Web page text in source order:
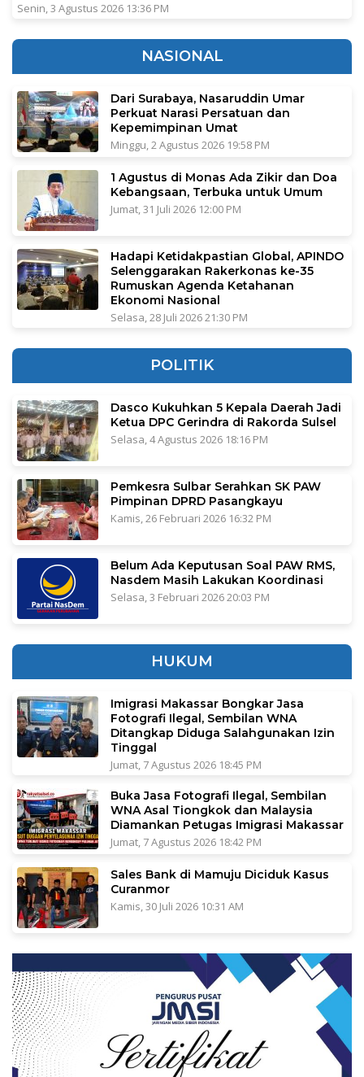
Senin, 3 Agustus 2026 13:36 PM
NASIONAL
Dari Surabaya, Nasaruddin Umar
Perkuat Narasi Persatuan dan
Kepemimpinan Umat
Minggu, 2 Agustus 2026 19:58 PM
1 Agustus di Monas Ada Zikir dan Doa
Kebangsaan, Terbuka untuk Umum
Jumat, 31 Juli 2026 12:00 PM
Hadapi Ketidakpastian Global, APINDO
Selenggarakan Rakerkonas ke-35
Rumuskan Agenda Ketahanan
Ekonomi Nasional
Selasa, 28 Juli 2026 21:30 PM
POLITIK
Dasco Kukuhkan 5 Kepala Daerah Jadi
Ketua DPC Gerindra di Rakorda Sulsel
Selasa, 4 Agustus 2026 18:16 PM
Pemkesra Sulbar Serahkan SK PAW
Pimpinan DPRD Pasangkayu
Kamis, 26 Februari 2026 16:32 PM
Belum Ada Keputusan Soal PAW RMS,
Nasdem Masih Lakukan Koordinasi
Selasa, 3 Februari 2026 20:03 PM
HUKUM
Imigrasi Makassar Bongkar Jasa
Fotografi Ilegal, Sembilan WNA
Ditangkap Diduga Salahgunakan Izin
Tinggal
Jumat, 7 Agustus 2026 18:45 PM
Buka Jasa Fotografi Ilegal, Sembilan
WNA Asal Tiongkok dan Malaysia
Diamankan Petugas Imigrasi Makassar
Jumat, 7 Agustus 2026 18:42 PM
Sales Bank di Mamuju Diciduk Kasus
Curanmor
Kamis, 30 Juli 2026 10:31 AM